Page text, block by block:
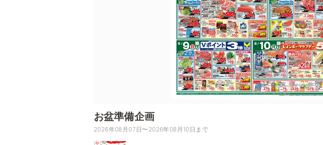
お盆準備企画
2026年08月07日〜2026年08月10日まで